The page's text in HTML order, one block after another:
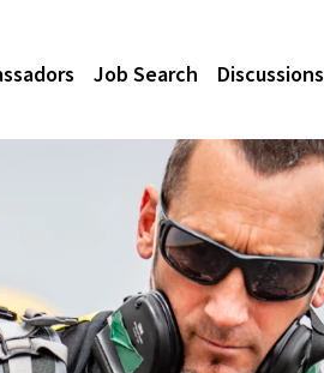
Job Search Discussions